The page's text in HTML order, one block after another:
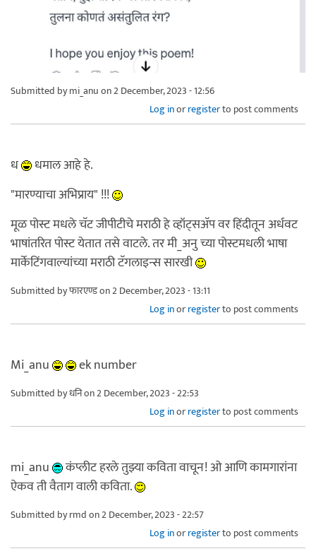
Submitted bymi_anuon 2 December, 2023 - 12:56
Log inorregisterto post comments
ध
धमाल आहे हे.
"मारण्याचा अभिप्राय" !!!
मूळ पोस्ट मधले चॅट जीपीटीचे मराठी हे व्हॉट्सअ‍ॅप वर हिंदीतून अर्धवट
भाषांतरित पोस्ट येतात तसे वाटले. तर मी_अनु च्या पोस्टमधली भाषा
मार्केटिंगवाल्यांच्या मराठी टॅगलाइन्स सारखी
Submitted byफारएण्डon 2 December, 2023 - 13:11
Log inorregisterto post comments
Mi_anu ek number
Submitted byधनिon 2 December, 2023 - 22:53
Log inorregisterto post comments
mi_anu
कंप्लीट हरले तुझ्या कविता वाचून! ओ आणि कामगारांना
ऐकव ती वैताग वाली कविता.
Submitted byrmdon 2 December, 2023 - 22:57
Log inorregisterto post comments